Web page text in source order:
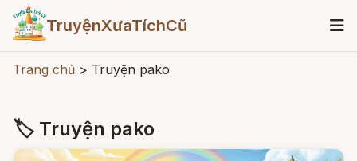
TruyệnXưaTíchCũ
Trang chủ > Truyện pako
🏷 Truyện pako